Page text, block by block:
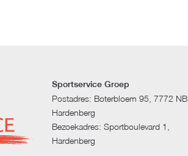
Sportservice Groep
Postadres: Boterbloem 95, 7772 NB,
Hardenberg
Bezoekadres: Sportboulevard 1,
Hardenberg